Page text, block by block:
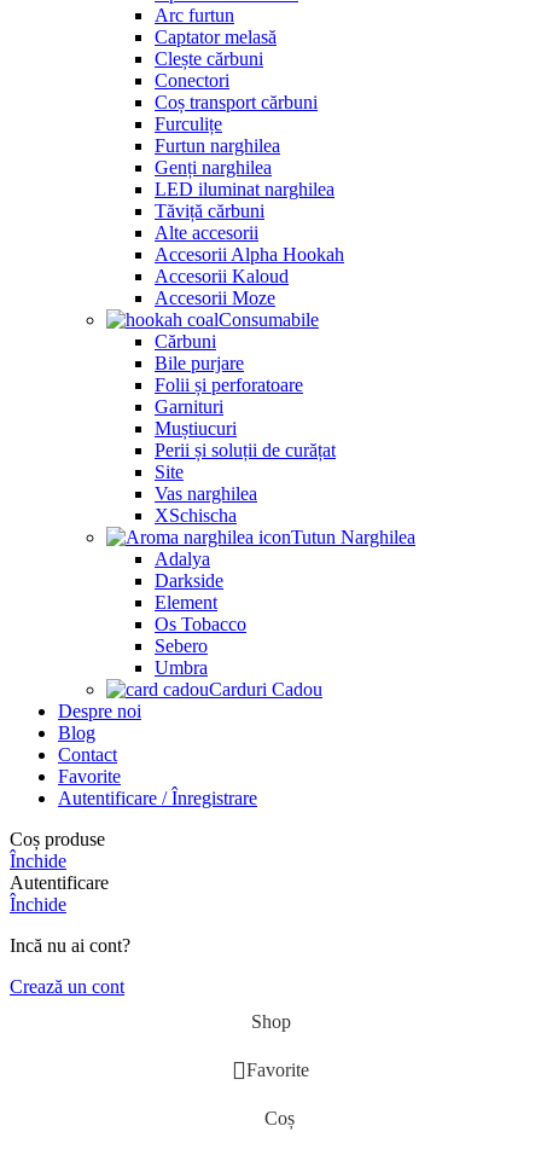
Arc furtun
Captator melasă
Clește cărbuni
Conectori
Coș transport cărbuni
Furculițe
Furtun narghilea
Genți narghilea
LED iluminat narghilea
Tăviță cărbuni
Alte accesorii
Accesorii Alpha Hookah
Accesorii Kaloud
Accesorii Moze
Consumabile
Cărbuni
Bile purjare
Folii și perforatoare
Garnituri
Muștiucuri
Perii și soluții de curățat
Site
Vas narghilea
XSchischa
Tutun Narghilea
Adalya
Darkside
Element
Os Tobacco
Sebero
Umbra
Carduri Cadou
Despre noi
Blog
Contact
Favorite
Autentificare / Înregistrare
Coș produse
Închide
Autentificare
Închide
Incă nu ai cont?
Crează un cont
Shop
Favorite
Coș